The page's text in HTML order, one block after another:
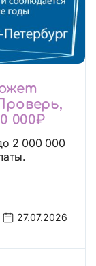
000₽
2 000 000
27.07.2026